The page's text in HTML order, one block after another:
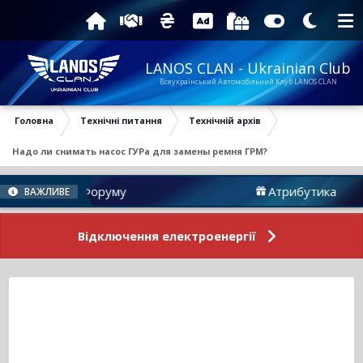
LANOS CLAN - Ukrainian Club
Всеукраїнський Автомобільний Клуб LANOS CLAN
Головна Технічні питання Технічній архів
Надо ли снимать насос ГУРа для замены ремня ГРМ?
ВАЖЛИВЕ
Новини Форуму Атрибутика
Відключення електроенергії